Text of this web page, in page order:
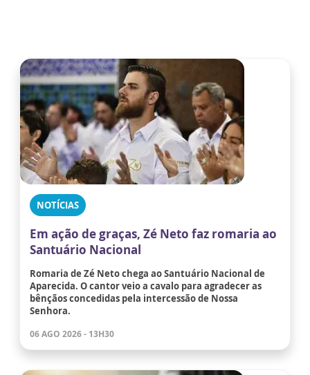
NOTÍCIAS
Em ação de graças, Zé Neto faz romaria ao
Santuário Nacional
Romaria de Zé Neto chega ao Santuário Nacional de
Aparecida. O cantor veio a cavalo para agradecer as
bênçãos concedidas pela intercessão de Nossa
Senhora.
06 AGO 2026 - 13H30